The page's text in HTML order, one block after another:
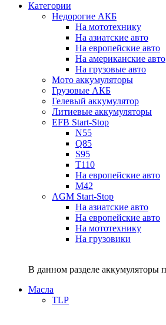
Категории
Недорогие АКБ
На мототехнику
На азиатские авто
На европейские авто
На американские авто
На грузовые авто
Мото аккумуляторы
Грузовые АКБ
Гелевый аккумулятор
Литиевые аккумуляторы
EFB Start-Stop
N55
Q85
S95
T110
На европейские авто
M42
AGM Start-Stop
На азиатские авто
На европейские авто
На мототехнику
На грузовики
В данном разделе аккумуляторы
Масла
TLP